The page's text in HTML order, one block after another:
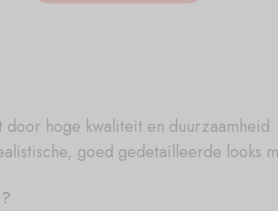
hoge kwaliteit en
goed gedetailleerde looks